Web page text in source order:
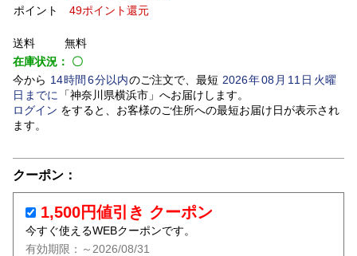
ポイント
49ポイント還元
送料
無料
在庫状況： 〇
今から 14時間 6分以内のご注文で、最短 2026年08 月 11 日火曜
日 までに 「神奈川県横浜市」 へお届けします。
ログイン をすると、お客様のご住所への最短お届け日が表示され
ます。
クーポン：
1,500円値引き クーポン
今すぐ使えるWEBクーポンです。
有効期限：～2026/08/31